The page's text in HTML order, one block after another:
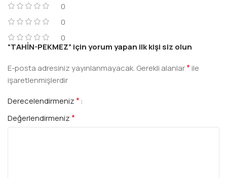
0
0
0
“TAHİN-PEKMEZ” için yorum yapan ilk kişi siz olun
E-posta adresiniz yayınlanmayacak. Gerekli alanlar*ile
işaretlenmişlerdir
Derecelendirmeniz*
Değerlendirmeniz*